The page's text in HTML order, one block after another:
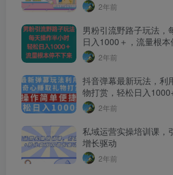
2年前
男粉引流野路子玩法，
日入1000＋，流量根本
2年前
抖音弹幕最新玩法，利
物打赏，轻松日入
2年前
私域运营实操培训课，
增长驱动
2年前